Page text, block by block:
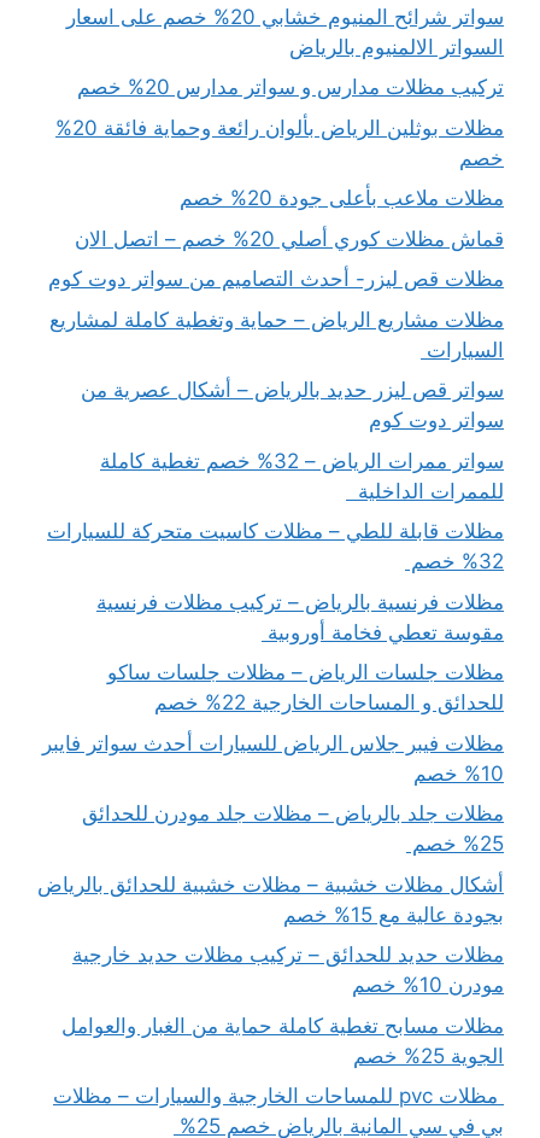
سواتر شرائح المنيوم خشابي 20% خصم على اسعار
السواتر الالمنيوم بالرياض
تركيب مظلات مدارس و سواتر مدارس 20% خصم
مظلات بوثلين الرياض بألوان رائعة وحماية فائقة 20%
خصم
مظلات ملاعب بأعلى جودة 20% خصم
قماش مظلات كوري أصلي 20% خصم – اتصل الان
مظلات قص ليزر- أحدث التصاميم من سواتر دوت كوم
مظلات مشاريع الرياض – حماية وتغطية كاملة لمشاريع
السيارات
سواتر قص ليزر حديد بالرياض – أشكال عصرية من
سواتر دوت كوم
سواتر ممرات الرياض – 32% خصم تغطية كاملة
للممرات الداخلية
مظلات قابلة للطي – مظلات كاسيت متحركة للسيارات
32% خصم
مظلات فرنسية بالرياض – تركيب مظلات فرنسية
مقوسة تعطي فخامة أوروبية
مظلات جلسات الرياض – مظلات جلسات ساكو
للحدائق و المساحات الخارجية 22% خصم
مظلات فيبر جلاس الرياض للسيارات أحدث سواتر فايبر
10% خصم
مظلات جلد بالرياض – مظلات جلد مودرن للحدائق
25% خصم
أشكال مظلات خشبية – مظلات خشبية للحدائق بالرياض
بجودة عالية مع 15% خصم
مظلات حديد للحدائق – تركيب مظلات حديد خارجية
مودرن 10% خصم
مظلات مسابح تغطية كاملة حماية من الغبار والعوامل
الجوية 25% خصم
مظلات pvc للمساحات الخارجية والسيارات – مظلات
بي في سي المانية بالرياض خصم 25%